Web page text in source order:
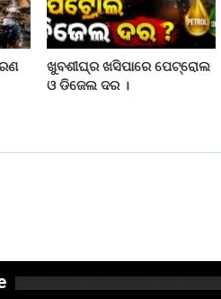
ଖୁବଶୀଘ୍ର ଖସିପାରେ ପେଟ୍ରୋଲ
ଓ ଡିଜେଲ ଦର ।